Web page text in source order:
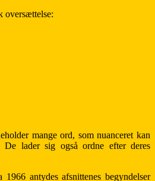
oversættelse:
mange ord, som nuanceret kan
De lader sig også ordne efter deres
antydes afsnittenes begyndelser